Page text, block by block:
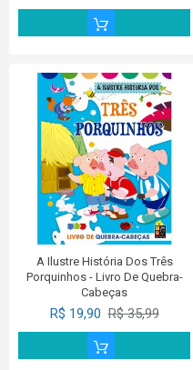
A Ilustre História Dos Três
Porquinhos - Livro De Quebra-
Cabeças
R$ 19,90 R$ 35,99